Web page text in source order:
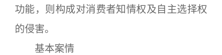
功能，则构成对消费者知情权及自主选择权
的侵害。
基本案情